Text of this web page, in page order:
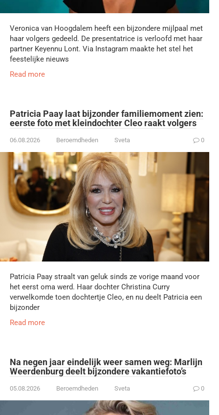
Veronica van Hoogdalem heeft een bijzondere mijlpaal met
haar volgers gedeeld. De presentatrice is verloofd met haar
partner Keyennu Lont. Via Instagram maakte het stel het
feestelijke nieuws
Read more
Patricia Paay laat bijzonder familiemoment zien:
eerste foto met kleindochter Cleo raakt volgers
06.08.2026 Beroemdheden Sveta 0
Patricia Paay straalt van geluk sinds ze vorige maand voor
het eerst oma werd. Haar dochter Christina Curry
verwelkomde toen dochtertje Cleo, en nu deelt Patricia een
bijzonder
Read more
Na negen jaar eindelijk weer samen weg: Marlijn
Weerdenburg deelt bijzondere vakantiefoto’s
05.08.2026 Beroemdheden Sveta 0